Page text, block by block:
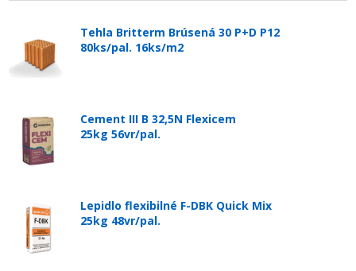
Tehla Britterm Brúsená 30 P+D P12
80ks/pal. 16ks/m2
Cement III B 32,5N Flexicem
25kg 56vr/pal.
Lepidlo flexibilné F-DBK Quick Mix
25kg 48vr/pal.